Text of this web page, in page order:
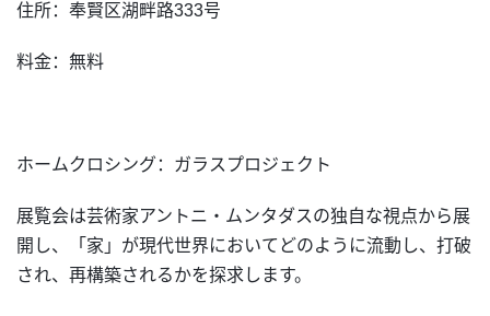
住所：奉賢区湖畔路333号
料金：無料
ホームクロシング：ガラスプロジェクト
展覧会は芸術家アントニ・ムンタダスの独自な視点から展
開し、「家」が現代世界においてどのように流動し、打破
され、再構築されるかを探求します。